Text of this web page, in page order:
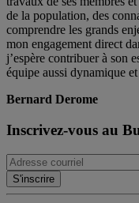
de la population, des
comprendre les grands
mon engagement direct
j’espère contribuer à son
équipe aussi dynamique
Bernard Derome
Inscrivez-vous au